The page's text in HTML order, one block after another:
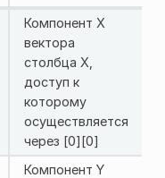
Компонент X
вектора
столбца X,
доступ к
которому
осуществляется
через [0][0]
Компонент Y